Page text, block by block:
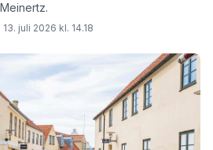
juli 2026 kl. 14.18